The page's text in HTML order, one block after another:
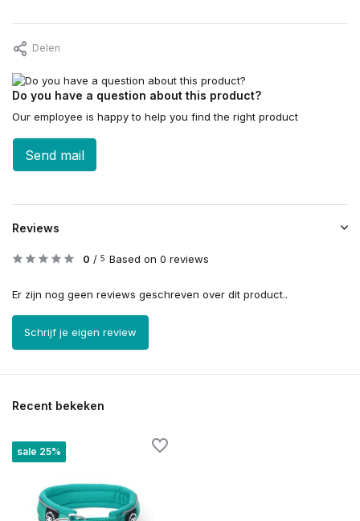
Delen
Do you have a question about this product?
Our employee is happy to help you find the right product
Send mail
Reviews
0 / 5 Based on 0 reviews
Er zijn nog geen reviews geschreven over dit product..
Schrijf je eigen review
Recent bekeken
sale 25%